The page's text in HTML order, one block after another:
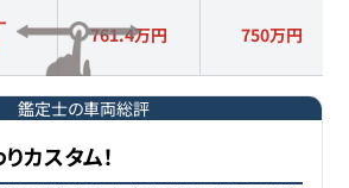
761.4万円 750万円
鑑定士の車両総評
カスタム！